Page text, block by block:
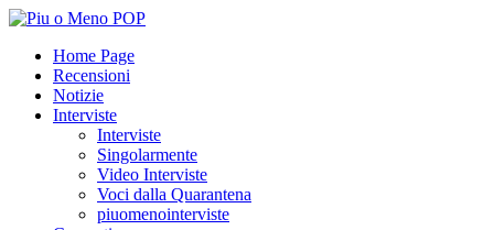
Home Page
Recensioni
Notizie
Interviste
Interviste
Singolarmente
Video Interviste
Voci dalla Quarantena
piuomenointerviste